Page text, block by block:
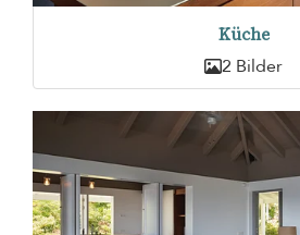
Küche
2 Bilder